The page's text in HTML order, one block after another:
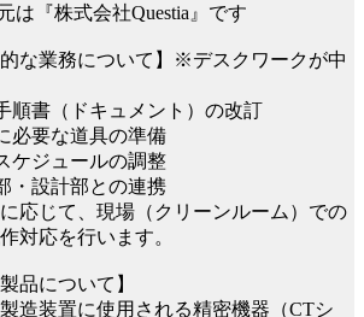
は『株式会社Questia』です
的な業務について】※デスクワークが中
順書（ドキュメント）の改訂
必要な道具の準備
ケジュールの調整
・設計部との連携
応じて、現場（クリーンルーム）での
対応を行います。
品について】
造装置に使用される精密機器（CTシ